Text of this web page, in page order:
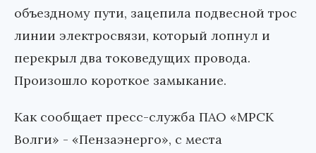
объездному пути, зацепила подвесной трос
линии электросвязи, который лопнул и
перекрыл два токоведущих провода.
Произошло короткое замыкание.
Как сообщает пресс-служба ПАО «МРСК
Волги» - «Пензаэнерго», с места